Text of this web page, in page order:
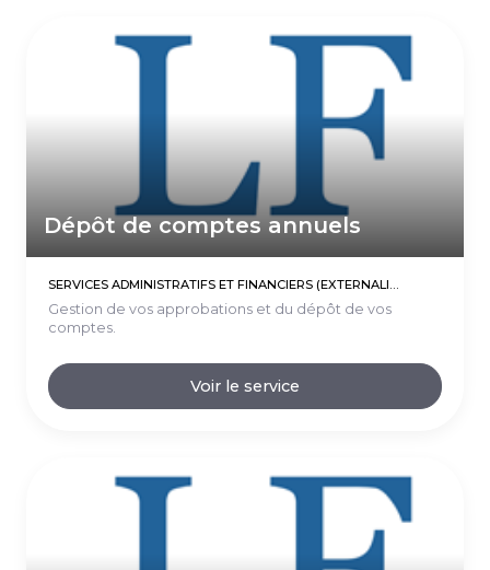
Dépôt de comptes annuels
SERVICES ADMINISTRATIFS ET FINANCIERS (EXTERNALISATIONS)
Gestion de vos approbations et du dépôt de vos
comptes.
Voir le service